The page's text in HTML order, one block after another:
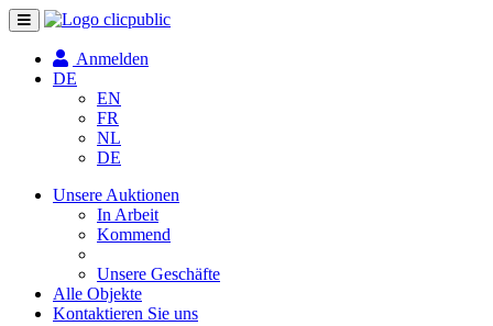
Navigation
umschalten
Anmelden
DE
EN
FR
NL
DE
Unsere Auktionen
In Arbeit
Kommend
Unsere Geschäfte
Alle Objekte
Kontaktieren Sie uns